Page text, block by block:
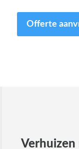
Offerte
Verhuizen